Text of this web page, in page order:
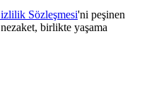
Sözleşmesi'ni peşinen
birlikte yaşama